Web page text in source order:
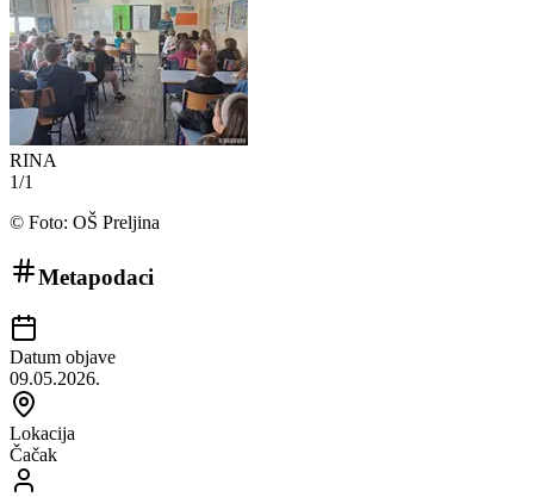
RINA
1/1
© Foto: OŠ Preljina
Metapodaci
Datum objave
09.05.2026.
Lokacija
Čačak